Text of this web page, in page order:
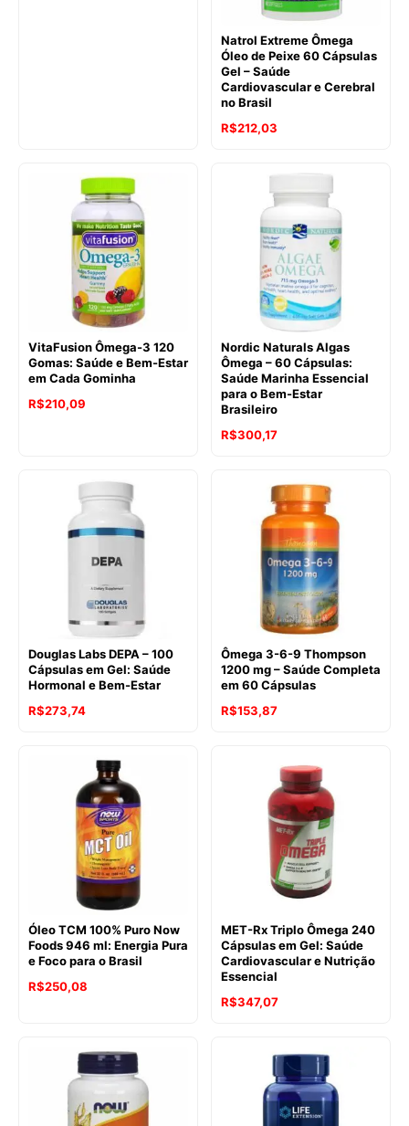
Natrol Extreme Ômega
Óleo de Peixe 60 Cápsulas
Gel – Saúde
Cardiovascular e Cerebral
no Brasil
R$212,03
VitaFusion Ômega-3 120
Gomas: Saúde e Bem-Estar
em Cada Gominha
R$210,09
Nordic Naturals Algas
Ômega – 60 Cápsulas:
Saúde Marinha Essencial
para o Bem-Estar
Brasileiro
R$300,17
Douglas Labs DEPA – 100
Cápsulas em Gel: Saúde
Hormonal e Bem-Estar
R$273,74
Ômega 3-6-9 Thompson
1200 mg – Saúde Completa
em 60 Cápsulas
R$153,87
Óleo TCM 100% Puro Now
Foods 946 ml: Energia Pura
e Foco para o Brasil
R$250,08
MET-Rx Triplo Ômega 240
Cápsulas em Gel: Saúde
Cardiovascular e Nutrição
Essencial
R$347,07